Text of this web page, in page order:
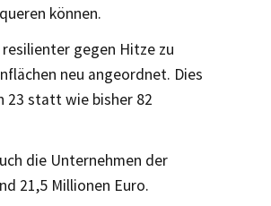
können.
gegen Hitze zu
neu angeordnet. Dies
23 statt wie bisher 82
die Unternehmen der
21,5 Millionen Euro.